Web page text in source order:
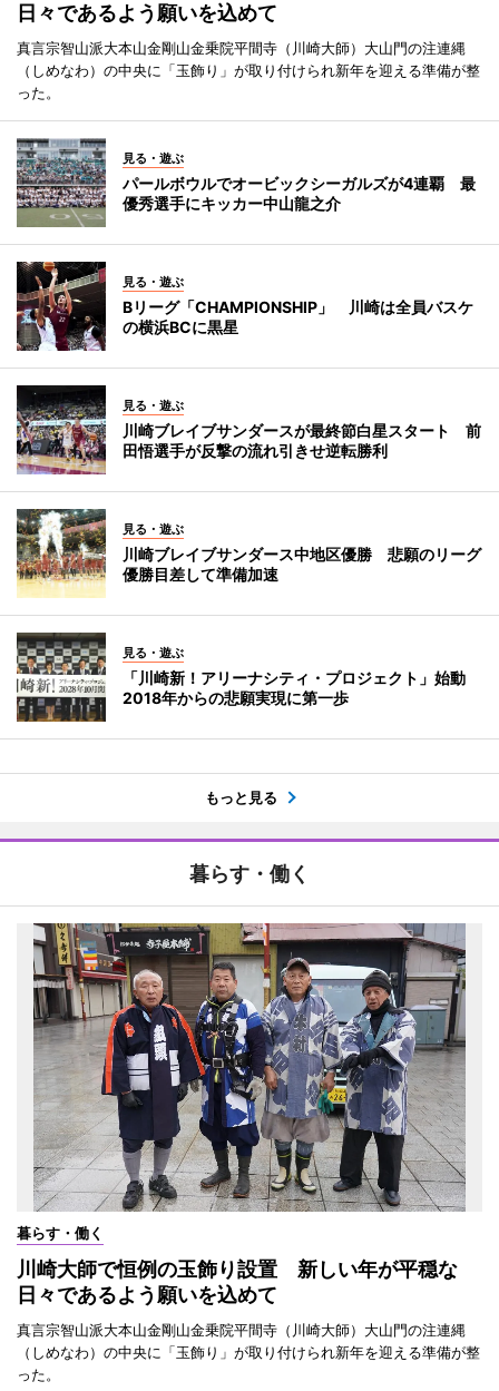
日々であるよう願いを込めて
真言宗智山派大本山金剛山金乗院平間寺（川崎大師）大山門の注連縄
（しめなわ）の中央に「玉飾り」が取り付けられ新年を迎える準備が整
った。
見る・遊ぶ
パールボウルでオービックシーガルズが4連覇 最
優秀選手にキッカー中山龍之介
見る・遊ぶ
Bリーグ「CHAMPIONSHIP」 川崎は全員バスケ
の横浜BCに黒星
見る・遊ぶ
川崎ブレイブサンダースが最終節白星スタート 前
田悟選手が反撃の流れ引きせ逆転勝利
見る・遊ぶ
川崎ブレイブサンダース中地区優勝 悲願のリーグ
優勝目差して準備加速
見る・遊ぶ
「川崎新！アリーナシティ・プロジェクト」始動
2018年からの悲願実現に第一歩
もっと見る
暮らす・働く
暮らす・働く
川崎大師で恒例の玉飾り設置 新しい年が平穏な
日々であるよう願いを込めて
真言宗智山派大本山金剛山金乗院平間寺（川崎大師）大山門の注連縄
（しめなわ）の中央に「玉飾り」が取り付けられ新年を迎える準備が整
った。